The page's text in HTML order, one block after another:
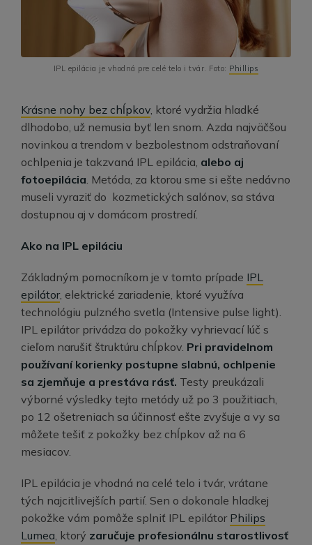
IPL epilácia je vhodná pre celé telo i tvár. Foto: Phillips
Krásne nohy bez chĺpkov, ktoré vydržia hladké
dlhodobo, už nemusia byť len snom. Azda najväčšou
novinkou a trendom v bezbolestnom odstraňovaní
ochlpenia je takzvaná IPL epilácia, alebo aj
fotoepilácia. Metóda, za ktorou sme si ešte nedávno
museli vyraziť do kozmetických salónov, sa stáva
dostupnou aj v domácom prostredí.
Ako na IPL epiláciu
Základným pomocníkom je v tomto prípade IPL
epilátor, elektrické zariadenie, ktoré využíva
technológiu pulzného svetla (Intensive pulse light).
IPL epilátor privádza do pokožky vyhrievací lúč s
cieľom narušiť štruktúru chĺpkov. Pri pravidelnom
používaní korienky postupne slabnú, ochlpenie
sa zjemňuje a prestáva rásť. Testy preukázali
výborné výsledky tejto metódy už po 3 použitiach,
po 12 ošetreniach sa účinnosť ešte zvyšuje a vy sa
môžete tešiť z pokožky bez chĺpkov až na 6
mesiacov.
IPL epilácia je vhodná na celé telo i tvár, vrátane
tých najcitlivejších partií. Sen o dokonale hladkej
pokožke vám pomôže splniť IPL epilátor Philips
Lumea, ktorý zaručuje profesionálnu starostlivosť